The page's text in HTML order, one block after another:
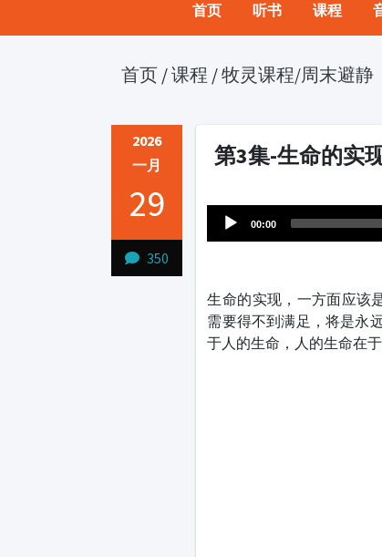
首页 听书 课程
首页 /课程 /牧灵课程/周末避静
2026
一月
29
350
第3集-生命的实
Player
00:00
生命的实现，一方面应该
需要得不到满足，将是永
于人的生命，人的生命在